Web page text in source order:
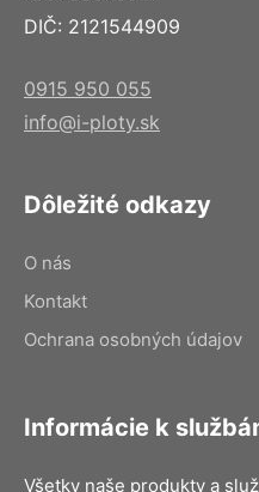
DIČ: 2121544909
0915 950 055
info@i-ploty.sk
Dôležité odkazy
O nás
Kontakt
Ochrana osobných údajov
Informácie k
Všetky naše produkty a